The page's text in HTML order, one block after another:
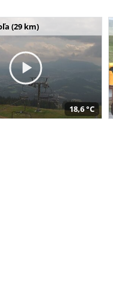
(29 km)
18,6 °C